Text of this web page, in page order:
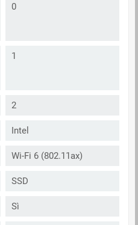
0
1
2
Intel
Wi-Fi 6 (802.11ax)
SSD
Sì